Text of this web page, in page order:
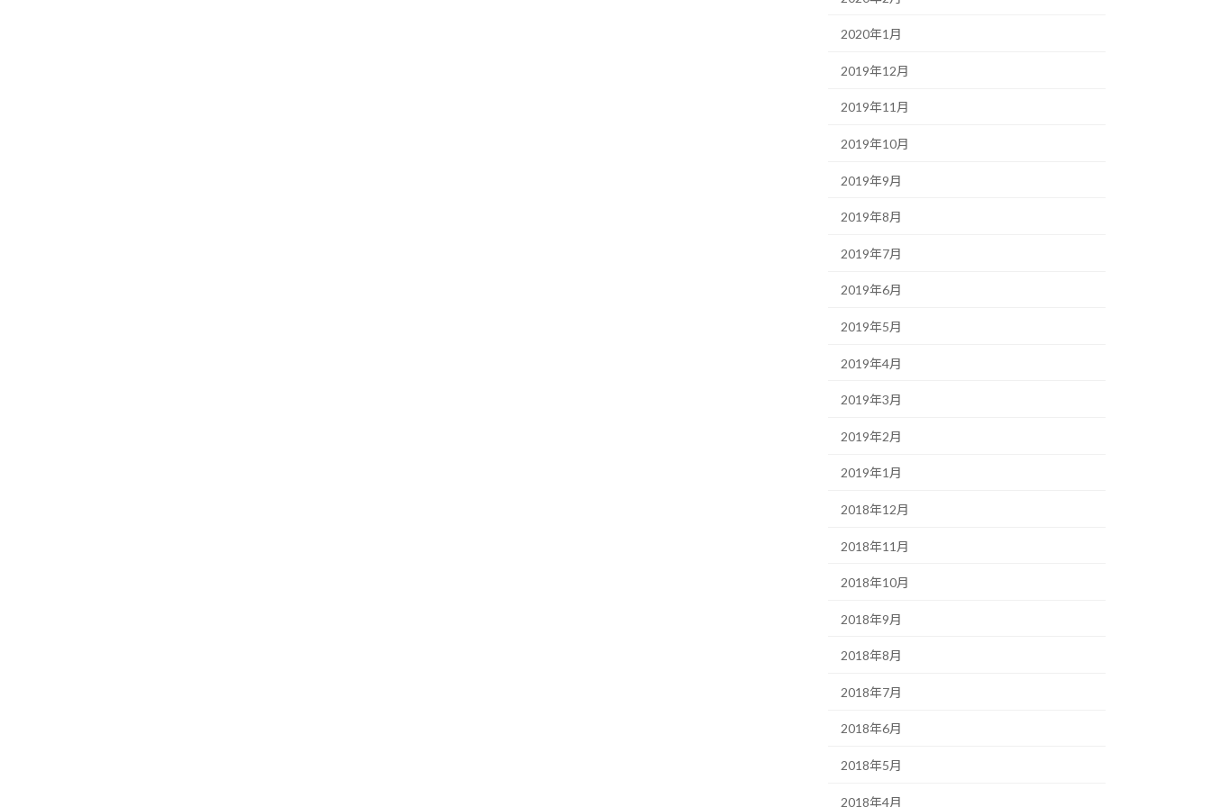
2020年1月
2019年12月
2019年11月
2019年10月
2019年9月
2019年8月
2019年7月
2019年6月
2019年5月
2019年4月
2019年3月
2019年2月
2019年1月
2018年12月
2018年11月
2018年10月
2018年9月
2018年8月
2018年7月
2018年6月
2018年5月
2018年4月